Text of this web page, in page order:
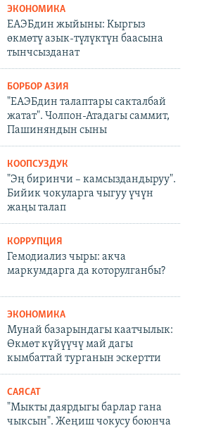
ЭКОНОМИКА
ЕАЭБдин жыйыны: Кыргыз
өкмөтү азык-түлүктүн баасына
тынчсызданат
БОРБОР АЗИЯ
"ЕАЭБдин талаптары сакталбай
жатат". Чолпон-Атадагы саммит,
Пашиняндын сыны
КООПСУЗДУК
"Эң биринчи – камсыздандыруу".
Бийик чокуларга чыгуу үчүн
жаңы талап
КОРРУПЦИЯ
Гемодиализ чыры: акча
маркумдарга да которулганбы?
ЭКОНОМИКА
Мунай базарындагы каатчылык:
Өкмөт күйүүчү май дагы
кымбаттай турганын эскертти
САЯСАТ
"Мыкты даярдыгы барлар гана
чыксын". Жеңиш чокусу боюнча